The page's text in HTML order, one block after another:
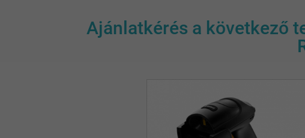
Ajánlatkérés a következő